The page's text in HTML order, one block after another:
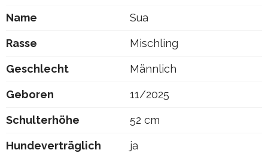
Name Sua
Rasse Mischling
Geschlecht Männlich
Geboren 11/2025
Schulterhöhe 52 cm
Hundeverträglich ja